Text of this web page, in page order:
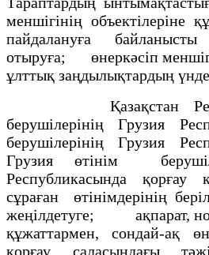
меншігінің объектілеріне
пайдалануға байланысты
отыруға; өнеркәсіп
ұлттық заңдылықтардың
Қазақстан
берушілерінің Грузия
берушілерінің Грузия
Грузия өтінім
Республикасында қорғау
сұраған өтінімдерінің
жеңілдетуге; ақпарат,
құжаттармен, сондай-ақ
қорғау саласындағы